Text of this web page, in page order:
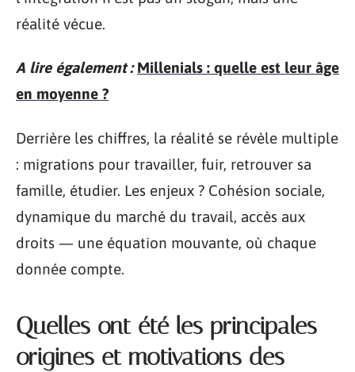
réalité vécue.
A lire également : Millenials : quelle est leur âge
en moyenne ?
Derrière les chiffres, la réalité se révèle multiple
: migrations pour travailler, fuir, retrouver sa
famille, étudier. Les enjeux ? Cohésion sociale,
dynamique du marché du travail, accès aux
droits — une équation mouvante, où chaque
donnée compte.
Quelles ont été les principales
origines et motivations des